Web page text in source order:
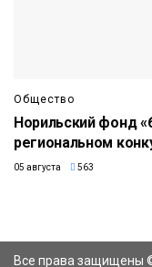
Общество
Норильский фонд
региональном
05 августа 563
Все права защищены